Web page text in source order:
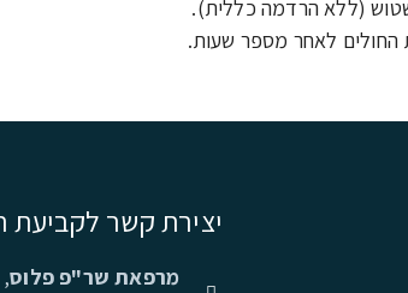
(ללא הרדמה כללית).
החולים לאחר מספר שעות.
יצירת קשר לקביעת
מרפאת שר"פ פלוס,